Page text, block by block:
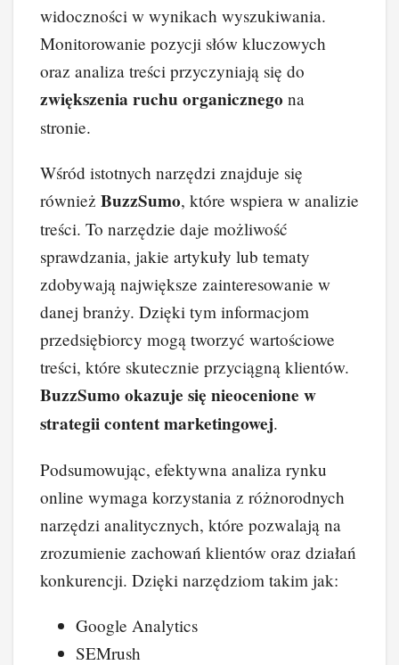
widoczności w wynikach wyszukiwania.
Monitorowanie pozycji słów kluczowych
oraz analiza treści przyczyniają się do
zwiększenia ruchu organicznego na
stronie.
Wśród istotnych narzędzi znajduje się
również BuzzSumo, które wspiera w analizie
treści. To narzędzie daje możliwość
sprawdzania, jakie artykuły lub tematy
zdobywają największe zainteresowanie w
danej branży. Dzięki tym informacjom
przedsiębiorcy mogą tworzyć wartościowe
treści, które skutecznie przyciągną klientów.
BuzzSumo okazuje się nieocenione w
strategii content marketingowej.
Podsumowując, efektywna analiza rynku
online wymaga korzystania z różnorodnych
narzędzi analitycznych, które pozwalają na
zrozumienie zachowań klientów oraz działań
konkurencji. Dzięki narzędziom takim jak:
Google Analytics
SEMrush